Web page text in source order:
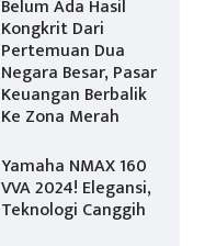
Belum Ada Hasil
Kongkrit Dari
Pertemuan Dua
Negara Besar, Pasar
Keuangan Berbalik
Ke Zona Merah
Yamaha NMAX 160
VVA 2024! Elegansi,
Teknologi Canggih